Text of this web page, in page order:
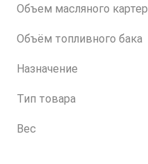
Объем масляного
Объём топливного бака
Назначение
Тип товара
Вес